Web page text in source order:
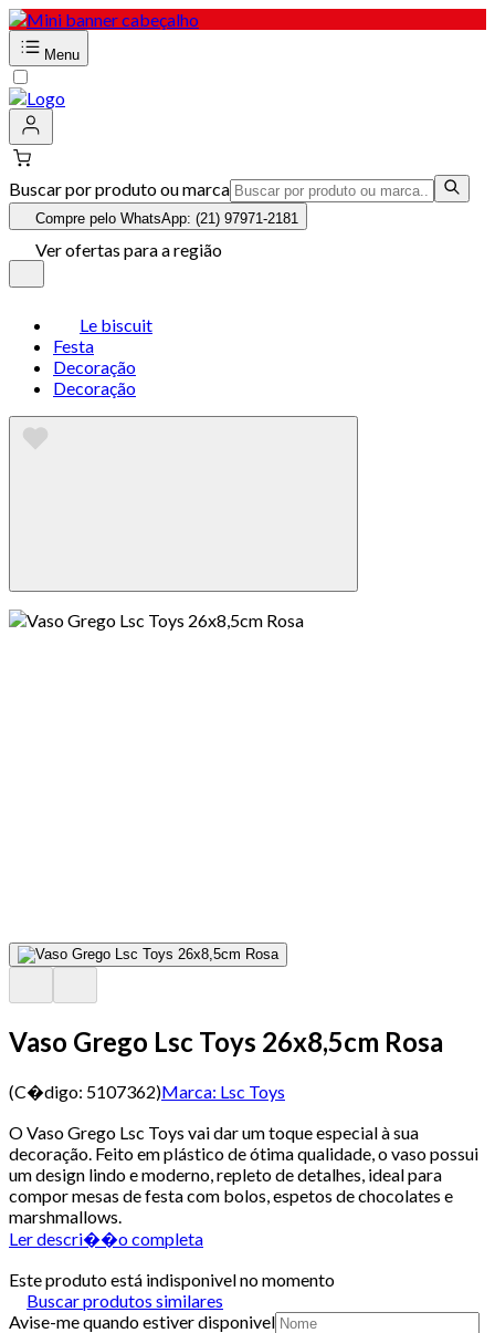
Menu
Buscar por produto ou marca
Compre pelo WhatsApp: (21) 97971-2181
Ver ofertas para a região
Le biscuit
Festa
Decoração
Decoração
Vaso Grego Lsc Toys 26x8,5cm Rosa
(C�digo: 5107362)Marca: Lsc Toys
O Vaso Grego Lsc Toys vai dar um toque especial à sua
decoração. Feito em plástico de ótima qualidade, o vaso possui
um design lindo e moderno, repleto de detalhes, ideal para
compor mesas de festa com bolos, espetos de chocolates e
marshmallows.
Ler descri��o completa
Este produto está indisponivel no momento
Buscar produtos similares
Avise-me quando estiver disponivel